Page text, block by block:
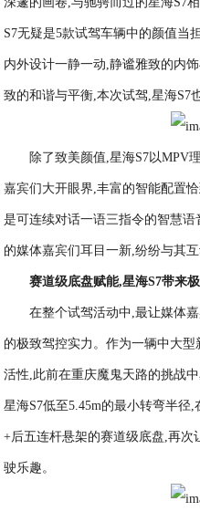
S7无疑是5款试驾车辆中的颜值当
内外设计一静一动,静谧雅致的内
致的和谐与平衡,本次试驾,星海S7
除了致美颜值,星海S7以MPV
嘉宾们大开眼界,丰富的智能配置
是可连续对话一语三指令的智慧
的媒体嘉宾们耳目一新,纷纷与其
赛道级底盘赋能,星海S7带来
在整个试驾活动中,最让媒体
的极致驾控实力。作为一辆中大
活性,此前在重庆魔鬼天路的挑战
星海S7低至5.45m的最小转弯半
+后五连杆悬架的赛道级底盘,再次
驶乐趣。